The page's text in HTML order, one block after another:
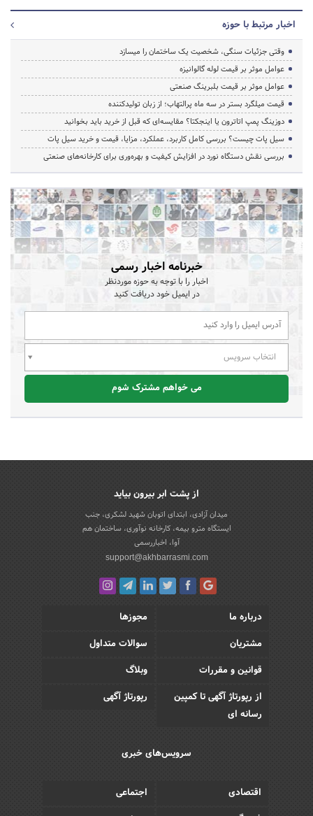
اخبار مرتبط با حوزه
وقتی جزئیات سنگی، شخصیت یک ساختمان را میسازد
عوامل موثر بر قیمت لوله گالوانیزه
عوامل موثر بر قیمت بلبرینگ صنعتی
قیمت میلگرد بستر در سه ماه پرالتهاب؛ از زبان تولیدکننده
دوزینگ پمپ اتاترون یا اینجکتا؟ مقایسه‌ای که قبل از خرید باید بخوانید
سیل پات چیست؟ بررسی کامل کاربرد، عملکرد، مزایا، قیمت و خرید سیل پات
بررسی نقش دستگاه نورد در افزایش کیفیت و بهره‌وری برای کارخانه‌های صنعتی
خبرنامه اخبار رسمی
اخبار را با توجه به حوزه موردنظر
در ایمیل خود دریافت کنید
انتخاب سرویس
می خواهم مشترک شوم
از پشت ابر بیرون بیاید
میدان آزادی، ابتدای اتوبان شهید لشکری، جنب
ایستگاه مترو بیمه، کارخانه نوآوری، ساختمان هم
آوا، اخباررسمی
support@akhbarrasmi.com
درباره ما
مجوزها
مشتریان
سوالات متداول
قوانین و مقررات
وبلاگ
از رپورتاژ آگهی تا کمپین
رسانه ای
رپورتاژ آگهی
سرویس‌های خبری
اقتصادی
اجتماعی